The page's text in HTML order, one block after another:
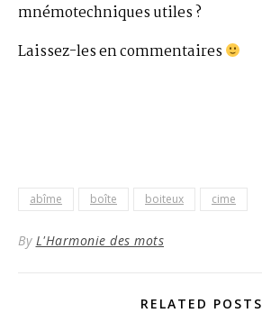
mnémotechniques utiles ?
Laissez-les en commentaires
abîme boîte boiteux cime
By L'Harmonie des mots
RELATED POSTS